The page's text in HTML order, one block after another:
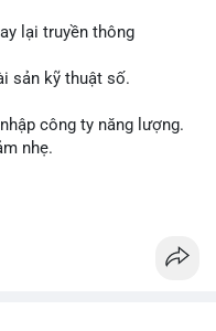
lại truyền thông
sản kỹ thuật số.
công ty năng lượng.
nhẹ.